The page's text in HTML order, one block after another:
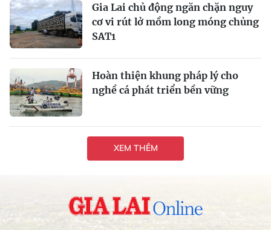
Gia Lai chủ động ngăn chặn nguy
cơ vi rút lở mồm long móng chủng
SAT1
Hoàn thiện khung pháp lý cho
nghề cá phát triển bền vững
XEM THÊM